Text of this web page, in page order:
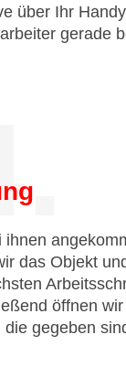
über Ihr
gerade
ihnen
das Objekt
öffnen
die gegeben